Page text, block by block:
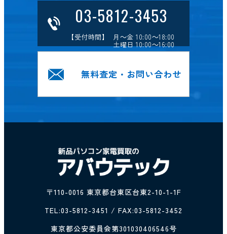
03-5812-3453
【受付時間】 月～金 10:00～18:00
土曜日 10:00～16:00
無料査定・お問い合わせ
〒110-0016 東京都台東区台東2-10-1-1F
TEL:03-5812-3451 / FAX:03-5812-3452
東京都公安委員会第301030406546号